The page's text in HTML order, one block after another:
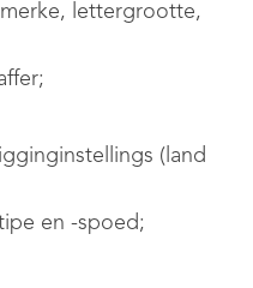
lettergrootte,
(land
en -spoed;